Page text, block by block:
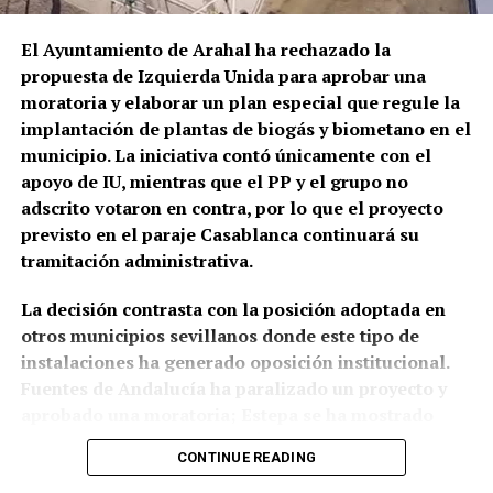
siglo XIX.José Alcaide Villalobos documenta para
1817 unaumento de solicitudes de permisos para
construir en los «arquillos del Arco de la Rosa».
mismo año Rafael Gómez, alguacil ordinario y
portero del Ayuntamiento, ocupaba eltorreón de la
Puerta Real o de Osuna porque no podía costear el
alquiler de una vivienda.
alertando de repetidos episodios de amenazas,
comportamientos agresivos y situaciones
conflictivas en el centro de salud, algunos
relacionados, según estos testimonios, con personas
que llegan bajo los efectos de drogas.
La preocupación por las agresiones a sanitarios no
es nueva. El Área de Gestión Sanitaria de Osuna puso
en marcha este mismo año formación específica con
la Guardia Civil para prevenir y afrontar este tipo de
situaciones, una iniciativa que debía extenderse,
entre otros lugares, a los profesionales del centro
de salud de Marchena.
El problema tiene además una dimensión andaluza.
sanitarios, que incluirá amenazas, coacciones,
insultos y agresiones físicas, ante el incremento de
El Ayuntamiento de Arahal ha rechazado la
propuesta de Izquierda Unida para aprobar una
moratoria y elaborar un plan especial que regule la
implantación de plantas de biogás y biometano en el
municipio. La iniciativa contó únicamente con el
apoyo de IU, mientras que el PP y el grupo no
adscrito votaron en contra, por lo que el proyecto
previsto en el paraje Casablanca continuará su
tramitación administrativa.
La decisión contrasta con la posición adoptada en
otros municipios sevillanos donde este tipo de
instalaciones ha generado oposición institucional.
Fuentes de Andalucía ha paralizado un proyecto y
contraria a dos iniciativas; Écija está modificando su
planeamiento para limitar estas plantas cerca de los
CONTINUE READING